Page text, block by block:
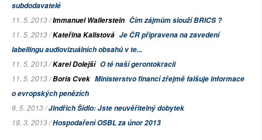
subdodavatelé
11. 5. 2013 /Immanuel Wallerstein Čím zájmům slouží BRICS ?
11. 5. 2013 /Kateřina Kalistová Je ČR připravena na zavedení
labellingu audiovizuálních obsahů v te...
11. 5. 2013 /Karel Dolejší O té naší gerontokracii
11. 5. 2013 /Boris Cvek Ministerstvo financí zřejmě falšuje informace
o evropských penězích
9. 5. 2013 /Jindřich Šídlo: Jste neuvěřitelný dobytek
19. 3. 2013 /Hospodaření OSBL za únor 2013